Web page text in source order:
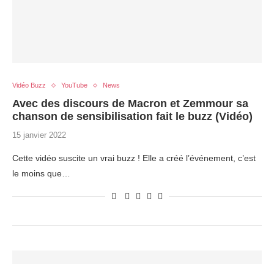
Vidéo Buzz YouTube News
Avec des discours de Macron et Zemmour sa
chanson de sensibilisation fait le buzz (Vidéo)
15 janvier 2022
Cette vidéo suscite un vrai buzz ! Elle a créé l’événement, c’est
le moins que…